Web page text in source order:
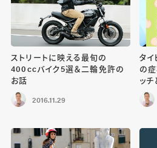
ストリートに映える最旬の
400ccバイク5選＆二輪免許の
お話
2016.11.29
タ
の
ッ